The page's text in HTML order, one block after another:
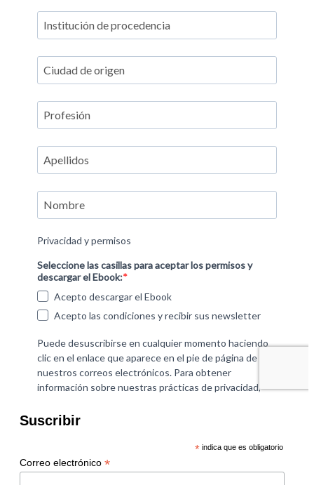
Suscribir
* indica que es obligatorio
Correo electrónico *